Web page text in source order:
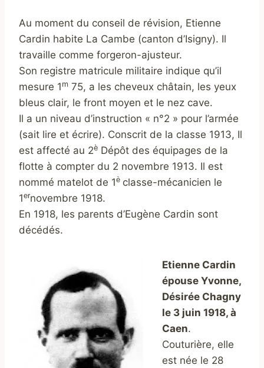
Au moment du conseil de révision, Etienne
Cardin habite La Cambe (canton d’Isigny). Il
travaille comme forgeron-ajusteur.
Son registre matricule militaire indique qu’il
mesure 1 m 75, a les cheveux châtain, les yeux
bleus clair, le front moyen et le nez cave.
Il a un niveau d’instruction « n°2 » pour l’armée
(sait lire et écrire). Conscrit de la classe 1913, Il
est affecté au 2è Dépôt des équipages de la
flotte à compter du 2 novembre 1913. Il est
nommé matelot de 1è classe-mécanicien le
1ernovembre 1918.
En 1918, les parents d’Eugène Cardin sont
décédés.
Etienne Cardin
épouse Yvonne,
Désirée Chagny
le 3 juin 1918, à
Caen.
Couturière, elle
est née le 28